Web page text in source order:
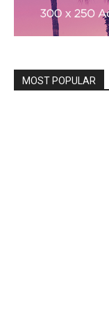
MOST POPULAR